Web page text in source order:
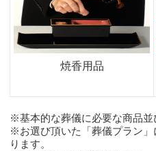
焼香用品
※基本的な葬儀に必要な商品並
※お選び頂いた「葬儀プラン
ります。